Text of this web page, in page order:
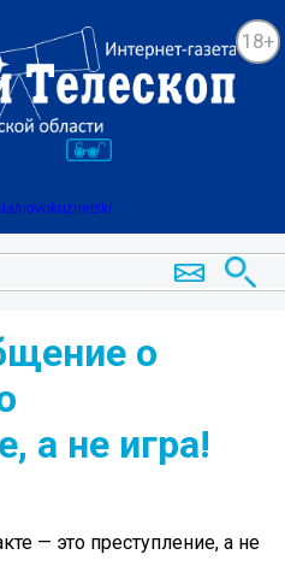
18+
novokuznetsk/
о
а не игра!
— это преступление, а не